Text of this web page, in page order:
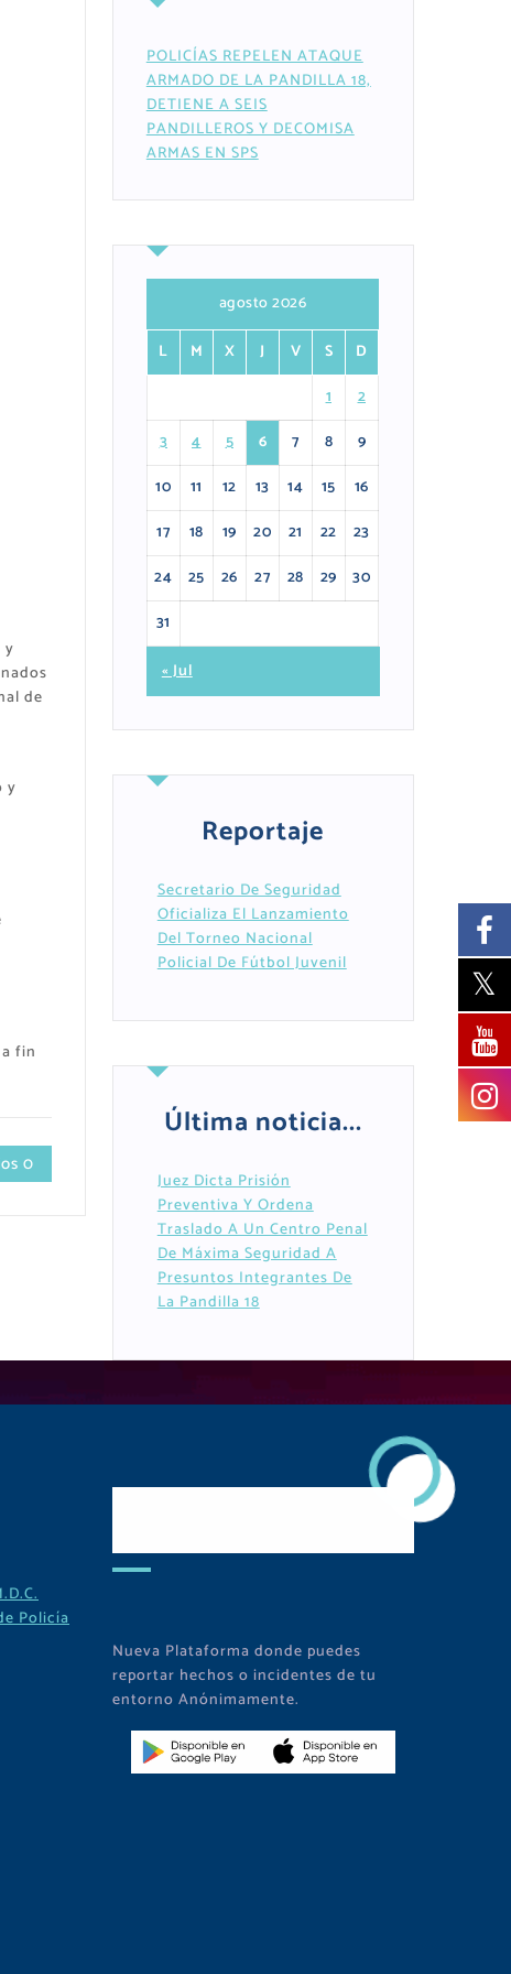
y
de
y
fin
0
POLICÍAS REPELEN ATAQUE
ARMADO DE LA PANDILLA 18,
DETIENE A SEIS
PANDILLEROS Y DECOMISA
ARMAS EN SPS
agosto 2026
L
M X J V S
D
1
2
3
4 5 6 7 8
9
10
11 12 13 14 15
16
17
18 19 20 21 22
23
24
25 26 27 28 29
30
31
« Jul
Reportaje
Secretario De Seguridad
Oficializa El Lanzamiento
Del Torneo Nacional
Policial De Fútbol Juvenil
Última noticia...
Juez Dicta Prisión
Preventiva Y Ordena
Traslado A Un Centro Penal
De Máxima Seguridad A
Presuntos Integrantes De
La Pandilla 18
Policía
Nueva Plataforma donde puedes
reportar hechos o incidentes de tu
entorno Anónimamente.